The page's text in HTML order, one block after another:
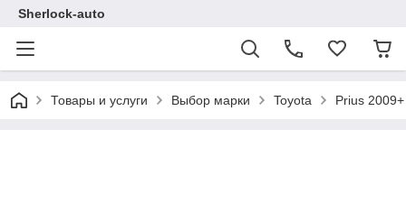
Sherlock-auto
Товары и услуги Выбор марки Toyota Prius 2009+